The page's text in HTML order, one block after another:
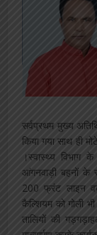
सर्वप्रथम मुख्य
किया गया साथ ही
।स्वास्थ्य
आंगनवाड़ी बहनों के
200 फ्रंट लाइन
कैल्शियम को गोली
तालियों की